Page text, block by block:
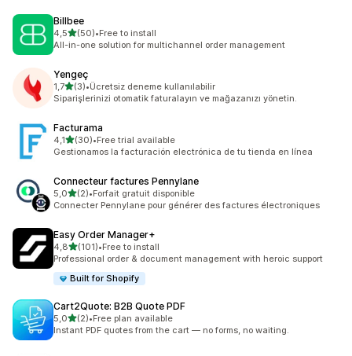
Billbee
4,55 yıldız üzerinden
(50)
toplam 50 değerlendirme
•Free to install
All-in-one solution for multichannel order management
Yengeç
1,75 yıldız üzerinden
(3)
toplam 3 değerlendirme
•Ücretsiz deneme kullanılabilir
Siparişlerinizi otomatik faturalayın ve mağazanızı yönetin.
Facturama
4,15 yıldız üzerinden
(30)
toplam 30 değerlendirme
•Free trial available
Gestionamos la facturación electrónica de tu tienda en línea
Connecteur factures Pennylane
5,05 yıldız üzerinden
(2)
toplam 2 değerlendirme
•Forfait gratuit disponible
Connecter Pennylane pour générer des factures électroniques
Easy Order Manager+
4,85 yıldız üzerinden
(101)
toplam 101 değerlendirme
•Free to install
Professional order & document management with heroic support
Built for Shopify
Cart2Quote: B2B Quote PDF
5,05 yıldız üzerinden
(2)
toplam 2 değerlendirme
•Free plan available
Instant PDF quotes from the cart — no forms, no waiting.